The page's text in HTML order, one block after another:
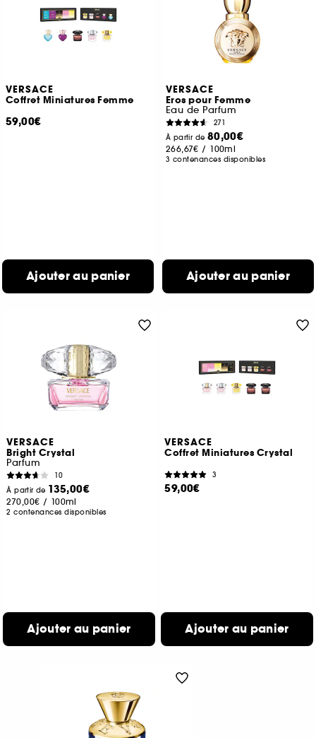
VERSACE
Coffret Miniatures Femme
59,00€
Ajouter au panier
VERSACE
Eros pour Femme
Eau de Parfum
271
À partir de 80,00€
266,67€ / 100ml
3 contenances disponibles
Ajouter au panier
VERSACE
Bright Crystal
Parfum
10
À partir de 135,00€
270,00€ / 100ml
2 contenances disponibles
Ajouter au panier
VERSACE
Coffret Miniatures Crystal
3
59,00€
Ajouter au panier